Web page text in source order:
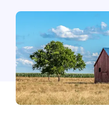
Blog
Contacta con